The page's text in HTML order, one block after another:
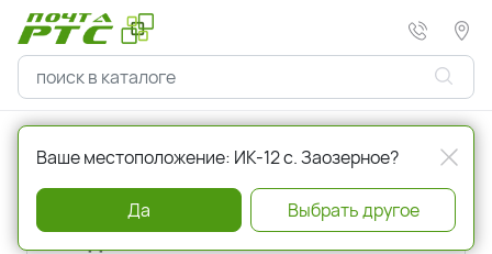
Главная Авторизация
Вход
Ваше местоположение: ИК-12 с. Заозерное?
Да Выбрать другое